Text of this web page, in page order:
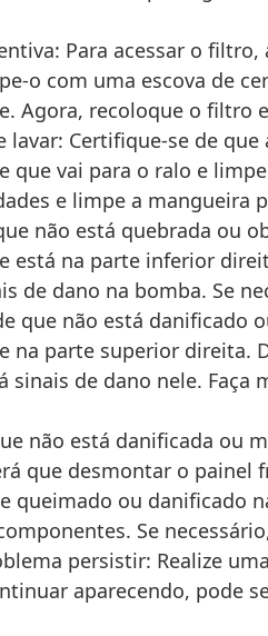
Para acessar o
o com uma escova de
Agora, recoloque o filtro
lavar: Certifique-se de
vai para o ralo e
e limpe a mangueira
não está quebrada ou
na parte inferior
de dano na bomba. Se
que não está danificado
parte superior direita.
de dano nele.
não está danificada ou
que desmontar o
queimado ou danificado
Se
persistir: Realize
aparecendo, pode